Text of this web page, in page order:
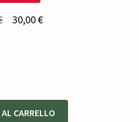
30,00€Il
CARRELLO